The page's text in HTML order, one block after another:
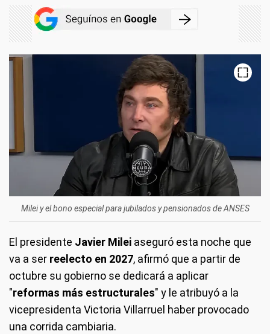
Milei y el bono especial para jubilados y pensionados de ANSES
El presidente Javier Milei aseguró esta noche que
va a ser reelecto en 2027, afirmó que a partir de
octubre su gobierno se dedicará a aplicar
"reformas más estructurales" y le atribuyó a la
vicepresidenta Victoria Villarruel haber provocado
una corrida cambiaria.